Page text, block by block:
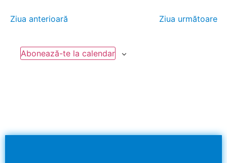
Ziua anterioară Ziua următoare
Abonează-te la calendar